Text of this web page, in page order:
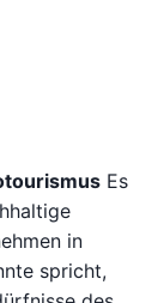
Es
in
spricht,